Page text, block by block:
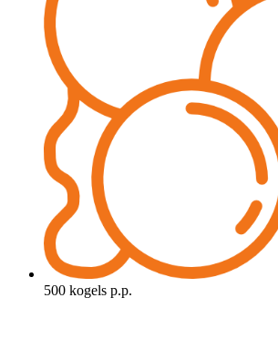
500 kogels p.p.